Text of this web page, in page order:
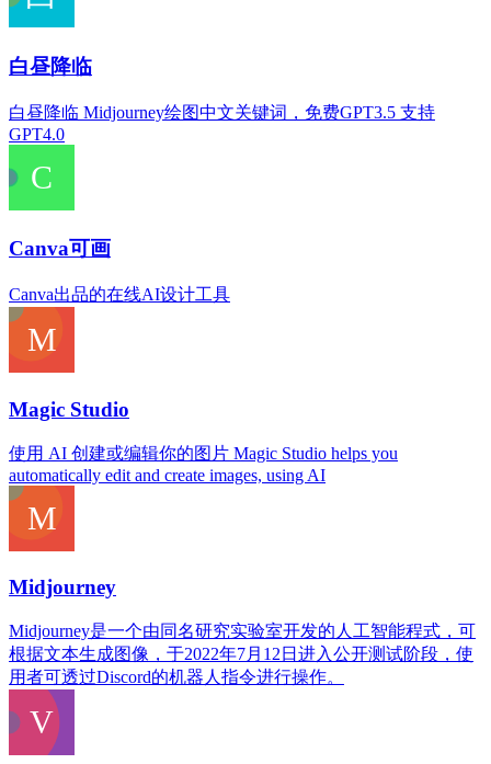
白昼降临
白昼降临 Midjourney绘图中文关键词，免费GPT3.5 支持
GPT4.0
Canva可画
Canva出品的在线AI设计工具
Magic Studio
使用 AI 创建或编辑你的图片 Magic Studio helps you
automatically edit and create images, using AI
Midjourney
Midjourney是一个由同名研究实验室开发的人工智能程式，可
根据文本生成图像，于2022年7月12日进入公开测试阶段，使
用者可透过Discord的机器人指令进行操作。